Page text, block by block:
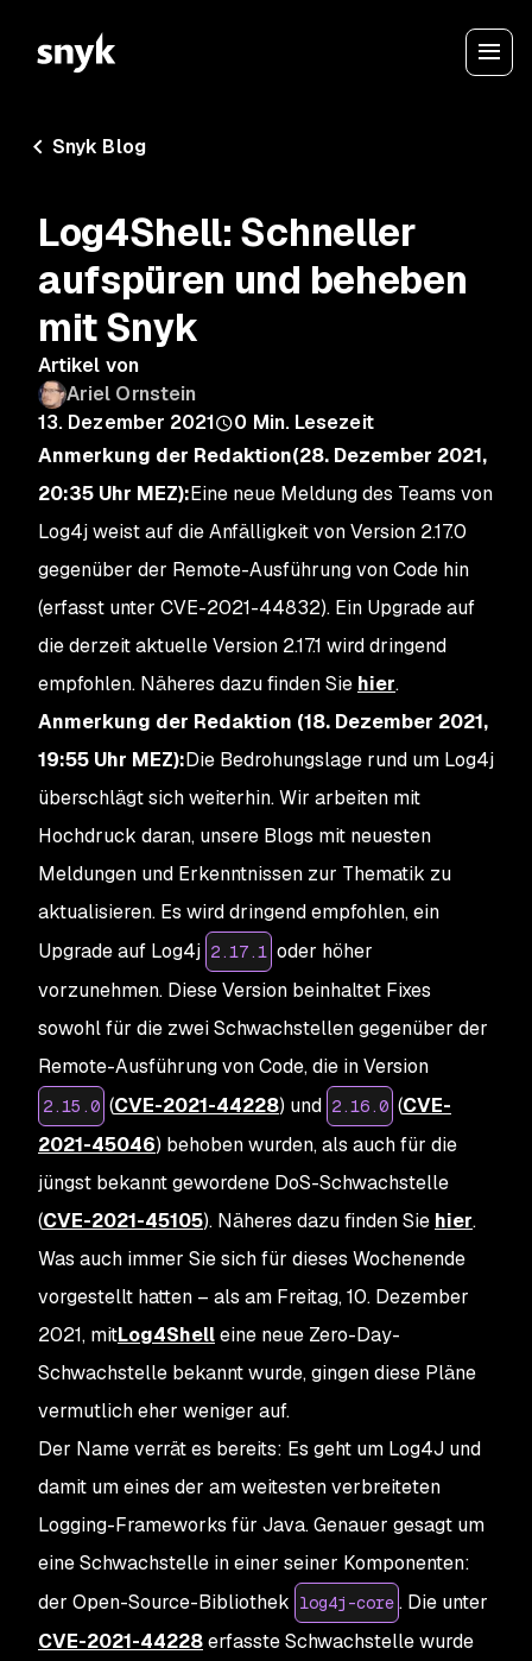
Snyk Blog
Log4Shell: Schneller
aufspüren und beheben
mit Snyk
Artikel von
Ariel Ornstein
13. Dezember 2021
0 Min. Lesezeit
Anmerkung der Redaktion(28. Dezember 2021,
20:35 Uhr MEZ):Eine neue Meldung des Teams von
Log4j weist auf die Anfälligkeit von Version 2.17.0
gegenüber der Remote-Ausführung von Code hin
(erfasst unter CVE-2021-44832). Ein Upgrade auf
die derzeit aktuelle Version 2.17.1 wird dringend
empfohlen. Näheres dazu finden Sie hier.
Anmerkung der Redaktion (18. Dezember 2021,
19:55 Uhr MEZ):Die Bedrohungslage rund um Log4j
überschlägt sich weiterhin. Wir arbeiten mit
Hochdruck daran, unsere Blogs mit neuesten
Meldungen und Erkenntnissen zur Thematik zu
aktualisieren. Es wird dringend empfohlen, ein
Upgrade auf Log4j 2.17.1 oder höher
vorzunehmen. Diese Version beinhaltet Fixes
sowohl für die zwei Schwachstellen gegenüber der
Remote-Ausführung von Code, die in Version
2.15.0 (CVE-2021-44228) und 2.16.0 (CVE-
2021-45046) behoben wurden, als auch für die
jüngst bekannt gewordene DoS-Schwachstelle
(CVE-2021-45105). Näheres dazu finden Sie hier.
Was auch immer Sie sich für dieses Wochenende
vorgestellt hatten – als am Freitag, 10. Dezember
2021, mitLog4Shelleine neue Zero-Day-
Schwachstelle bekannt wurde, gingen diese Pläne
vermutlich eher weniger auf.
Der Name verrät es bereits: Es geht um Log4J und
damit um eines der am weitesten verbreiteten
Logging-Frameworks für Java. Genauer gesagt um
eine Schwachstelle in einer seiner Komponenten:
der Open-Source-Bibliothek log4j-core . Die unter
CVE-2021-44228erfasste Schwachstelle wurde